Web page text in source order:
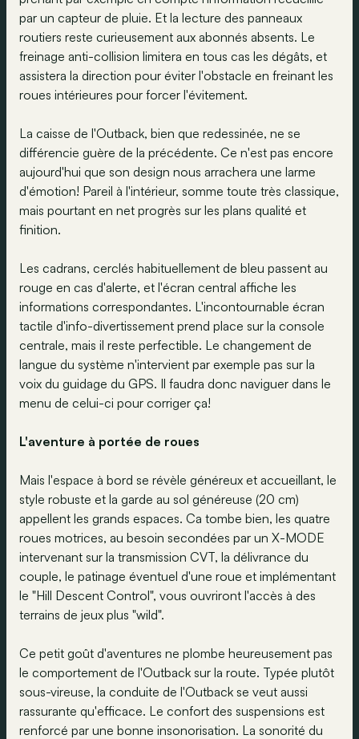
par un capteur de pluie. Et la lecture des panneaux
routiers reste curieusement aux abonnés absents. Le
freinage anti-collision limitera en tous cas les dégâts, et
assistera la direction pour éviter l'obstacle en freinant les
roues intérieures pour forcer l'évitement.
La caisse de l'Outback, bien que redessinée, ne se
différencie guère de la précédente. Ce n'est pas encore
aujourd'hui que son design nous arrachera une larme
d'émotion! Pareil à l'intérieur, somme toute très classique,
mais pourtant en net progrès sur les plans qualité et
finition.
Les cadrans, cerclés habituellement de bleu passent au
rouge en cas d'alerte, et l'écran central affiche les
informations correspondantes. L'incontournable écran
tactile d'info-divertissement prend place sur la console
centrale, mais il reste perfectible. Le changement de
langue du système n'intervient par exemple pas sur la
voix du guidage du GPS. Il faudra donc naviguer dans le
menu de celui-ci pour corriger ça!
L'aventure à portée de roues
Mais l'espace à bord se révèle généreux et accueillant, le
style robuste et la garde au sol généreuse (20 cm)
appellent les grands espaces. Ca tombe bien, les quatre
roues motrices, au besoin secondées par un X-MODE
intervenant sur la transmission CVT, la délivrance du
couple, le patinage éventuel d'une roue et implémentant
le "Hill Descent Control", vous ouvriront l'accès à des
terrains de jeux plus "wild".
Ce petit goût d'aventures ne plombe heureusement pas
le comportement de l'Outback sur la route. Typée plutôt
sous-vireuse, la conduite de l'Outback se veut aussi
rassurante qu'efficace. Le confort des suspensions est
renforcé par une bonne insonorisation. La sonorité du